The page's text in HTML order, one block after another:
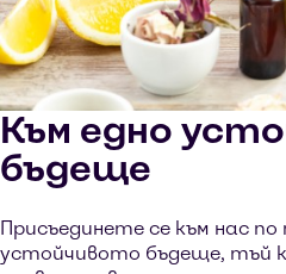
Към едно
бъдеще
Присъединете се към нас по
устойчивото бъдеще, тъй